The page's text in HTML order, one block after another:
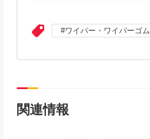
ワイパー・ワイパーゴム
関連情報